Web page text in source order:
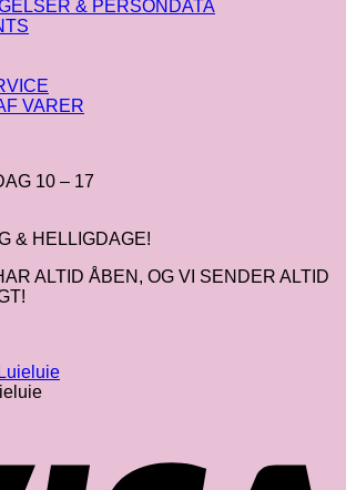
& PERSONDATA
VARER
10 – 17
& HELLIGDAGE!
ALTID ÅBEN, OG VI SENDER ALTID